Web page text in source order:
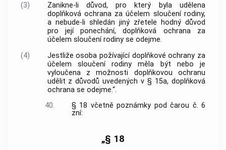
(3)
Zanikne-li důvod, pro který byla udělena
doplňková ochrana za účelem sloučení rodiny,
a nebude-li shledán jiný zřetele hodný důvod
pro její ponechání, doplňková ochrana za
účelem sloučení rodiny se odejme.
(4)
Jestliže osoba požívající doplňkové ochrany za
účelem sloučení rodiny měla být nebo je
vyloučena z možnosti doplňkovou ochranu
udělit z důvodů uvedených v § 15a, doplňková
ochrana se odejme.“.
40.
§ 18 včetně poznámky pod čarou č. 6
zní:
„§ 18